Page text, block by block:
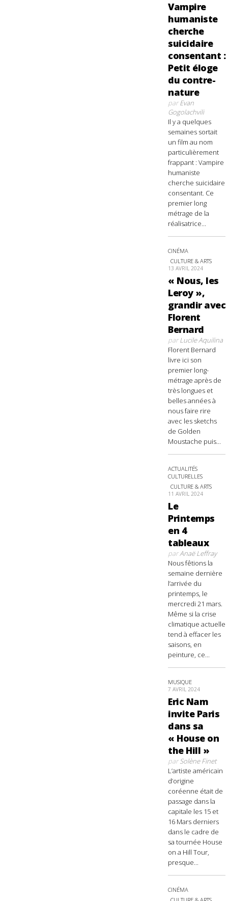
Vampire
humaniste
cherche
suicidaire
consentant :
Petit éloge
du contre-
nature
parEvan
Gogolachvili
Il y a quelques
semaines sortait
un film au nom
particulièrement
frappant : Vampire
humaniste
cherche suicidaire
consentant. Ce
premier long
métrage de la
réalisatrice...
CINÉMA
CULTURE & ARTS
13 AVRIL 2024
« Nous, les
Leroy »,
grandir avec
Florent
Bernard
parLucile Aquilina
Florent Bernard
livre ici son
premier long-
métrage après de
très longues et
belles années à
nous faire rire
avec les sketchs
de Golden
Moustache puis...
ACTUALITÉS
CULTURELLES
CULTURE & ARTS
11 AVRIL 2024
Le
Printemps
en 4
tableaux
parAnaë Leffray
Nous fêtions la
semaine dernière
l’arrivée du
printemps, le
mercredi 21 mars.
Même si la crise
climatique actuelle
tend à effacer les
saisons, en
peinture, ce...
MUSIQUE
7 AVRIL 2024
Eric Nam
invite Paris
dans sa
« House on
the Hill »
parSolène Finet
L’artiste américain
d’origine
coréenne était de
passage dans la
capitale les 15 et
16 Mars derniers
dans le cadre de
sa tournée House
on a Hill Tour,
presque...
CINÉMA